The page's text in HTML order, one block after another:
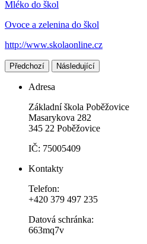
Mléko do škol
Ovoce a zelenina do škol
http://www.skolaonline.cz
Předchozí Následující
Adresa
Základní škola Poběžovice
Masarykova 282
345 22 Poběžovice
IČ: 75005409
Kontakty
Telefon:
+420 379 497 235
Datová schránka:
663mq7v